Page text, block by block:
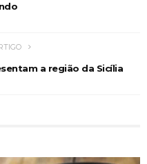
a região da Sicília